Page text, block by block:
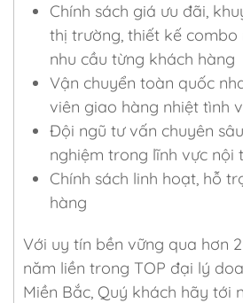
Chính sách giá ưu đãi,
thị trường, thiết kế combo
nhu cầu từng khách hàng
Vận chuyển toàn quốc
viên giao hàng nhiệt tình
Đội ngũ tư vấn chuyên
nghiệm trong lĩnh vực nội
Chính sách linh hoạt, hỗ
hàng
Với uy tín bền vững qua hơn
năm liền trong TOP đại lý
Miền Bắc, Quý khách hãy tới